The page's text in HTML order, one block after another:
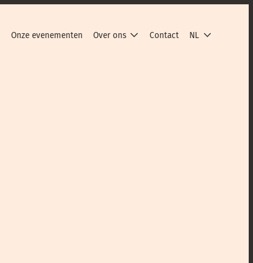
Onze evenementen Over ons Contact NL